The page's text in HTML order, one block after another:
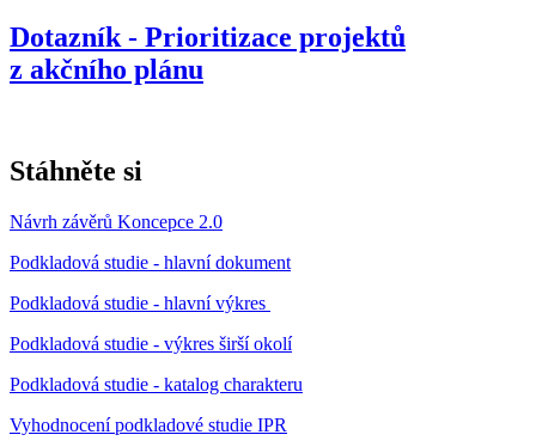
Dotazník - Prioritizace projektů
z akčního plánu
Stáhněte si
Návrh závěrů Koncepce 2.0
Podkladová studie - hlavní dokument
Podkladová studie - hlavní výkres
Podkladová studie - výkres širší okolí
Podkladová studie - katalog charakteru
Vyhodnocení podkladové studie IPR